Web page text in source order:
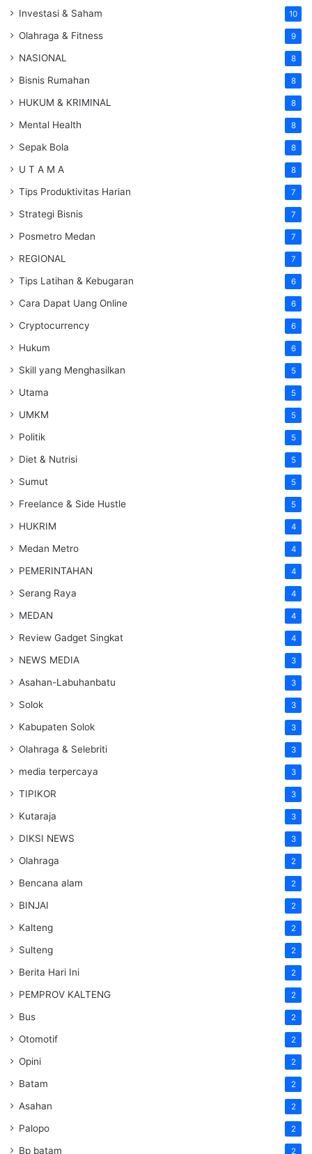
Investasi & Saham 10
Olahraga & Fitness 9
NASIONAL 8
Bisnis Rumahan 8
HUKUM & KRIMINAL 8
Mental Health 8
Sepak Bola 8
U T A M A 8
Tips Produktivitas Harian 7
Strategi Bisnis 7
Posmetro Medan 7
REGIONAL 7
Tips Latihan & Kebugaran 6
Cara Dapat Uang Online 6
Cryptocurrency 6
Hukum 6
Skill yang Menghasilkan 5
Utama 5
UMKM 5
Politik 5
Diet & Nutrisi 5
Sumut 5
Freelance & Side Hustle 5
HUKRIM 4
Medan Metro 4
PEMERINTAHAN 4
Serang Raya 4
MEDAN 4
Review Gadget Singkat 4
NEWS MEDIA 3
Asahan-Labuhanbatu 3
Solok 3
Kabupaten Solok 3
Olahraga & Selebriti 3
media terpercaya 3
TIPIKOR 3
Kutaraja 3
DIKSI NEWS 3
Olahraga 2
Bencana alam 2
BINJAI 2
Kalteng 2
Sulteng 2
Berita Hari Ini 2
PEMPROV KALTENG 2
Bus 2
Otomotif 2
Opini 2
Batam 2
Asahan 2
Palopo 2
Bp batam 2